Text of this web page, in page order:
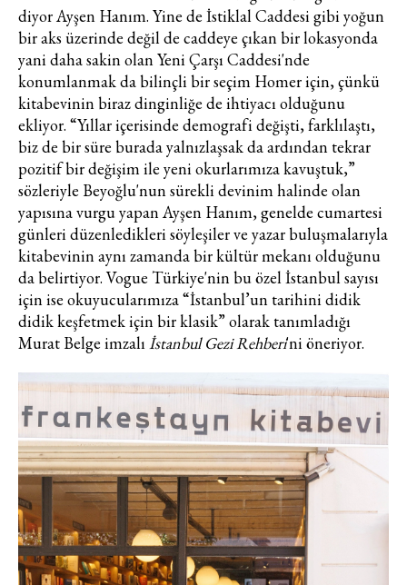
diyor Ayşen Hanım. Yine de İstiklal Caddesi gibi yoğun
bir aks üzerinde değil de caddeye çıkan bir lokasyonda
yani daha sakin olan Yeni Çarşı Caddesi'nde
konumlanmak da bilinçli bir seçim Homer için, çünkü
kitabevinin biraz dinginliğe de ihtiyacı olduğunu
ekliyor. “Yıllar içerisinde demografi değişti, farklılaştı,
biz de bir süre burada yalnızlaşsak da ardından tekrar
pozitif bir değişim ile yeni okurlarımıza kavuştuk,”
sözleriyle Beyoğlu'nun sürekli devinim halinde olan
yapısına vurgu yapan Ayşen Hanım, genelde cumartesi
günleri düzenledikleri söyleşiler ve yazar buluşmalarıyla
kitabevinin aynı zamanda bir kültür mekanı olduğunu
da belirtiyor. Vogue Türkiye'nin bu özel İstanbul sayısı
için ise okuyucularımıza “İstanbul’un tarihini didik
didik keşfetmek için bir klasik” olarak tanımladığı
Murat Belge imzalıİstanbul Gezi Rehberi'ni öneriyor.